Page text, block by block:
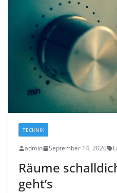
TECHNIK
admin September 14, 2020
Räume
geht’s